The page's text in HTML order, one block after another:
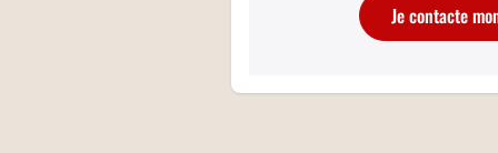
Je contacte